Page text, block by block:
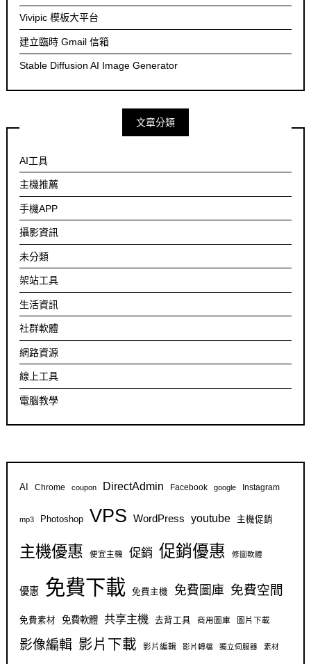
Vivipic 模板大平台
建立臨時 Gmail 信箱
Stable Diffusion AI Image Generator
文章分類
AI工具
主機推薦
手機APP
攝影資訊
未分類
架站工具
生活資訊
社群軟體
網路資源
線上工具
電腦教學
AI Chrome coupon DirectAdmin Facebook google Instagram
mp3 Photoshop VPS WordPress youtube 主機促銷
主機優惠 便宜主機 促銷 促銷優惠 修圖軟體
優惠 免費下載 免費主機 免費圖庫 免費空間
免費素材 免費軟體 共享主機 去背工具 商用圖庫 圖片下載
影像編輯 影片下載 影片編輯 影片轉檔 獨立伺服器 素材